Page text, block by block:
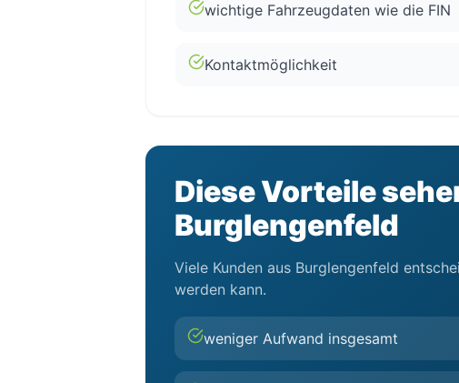
wichtige Fahrzeugdaten wie die FIN
Kontaktmöglichkeit
Diese Vorteile
Burglengenfeld
Viele Kunden aus Burglengenfeld
werden kann.
weniger Aufwand insgesamt